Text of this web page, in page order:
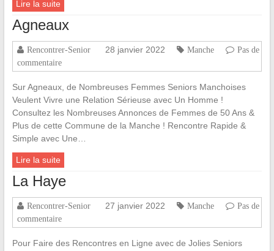
Lire la suite
Agneaux
Rencontrer-Senior 28 janvier 2022 Manche
Pas de
commentaire
Sur Agneaux, de Nombreuses Femmes Seniors Manchoises
Veulent Vivre une Relation Sérieuse avec Un Homme !
Consultez les Nombreuses Annonces de Femmes de 50 Ans &
Plus de cette Commune de la Manche ! Rencontre Rapide &
Simple avec Une…
Lire la suite
La Haye
Rencontrer-Senior 27 janvier 2022 Manche
Pas de
commentaire
Pour Faire des Rencontres en Ligne avec de Jolies Seniors